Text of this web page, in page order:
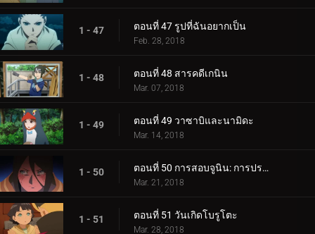
1 - 47 ตอนที่ 47 รูปที่ฉันอยากเป็น
Feb. 28, 2018
1 - 48 ตอนที่ 48 สารคดีเกนิน
Mar. 07, 2018
1 - 49 ตอนที่ 49 วาซาบิและนามิดะ
Mar. 14, 2018
1 - 50 ตอนที่ 50 การสอบจูนิน: การประชุมข้อเสนอแนะ
Mar. 21, 2018
1 - 51 ตอนที่ 51 วันเกิดโบรูโตะ
Mar. 28, 2018